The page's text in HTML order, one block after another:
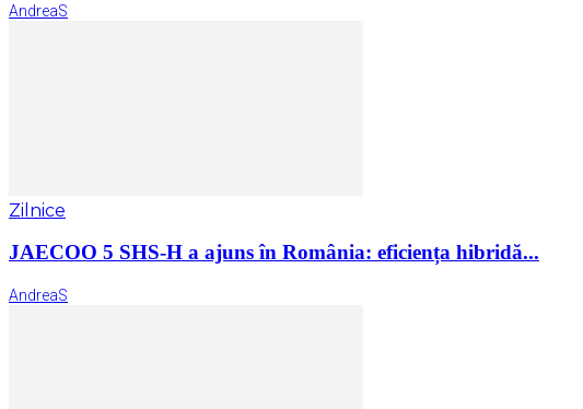
AndreaS
Zilnice
JAECOO 5 SHS-H a ajuns în România: eficiența hibridă...
AndreaS